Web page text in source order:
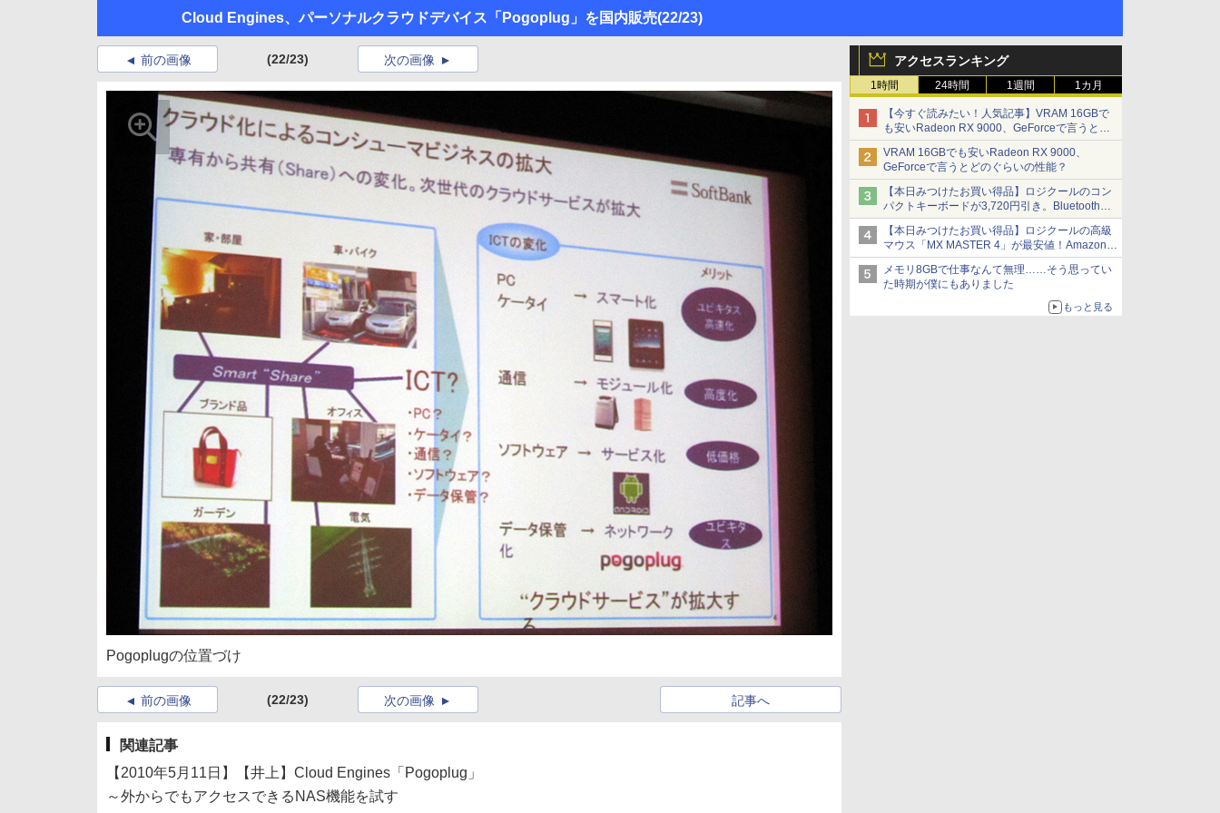
Cloud Engines、パーソナルクラウドデバイス「Pogoplug」を国内販売(22/23)
アクセスランキング
1時間 24時間 1週間 1カ月
【今すぐ読みたい！人気記事】VRAM 16GBで
も安いRadeon RX 9000、GeForceで言うとど
のぐらいの性能？ - PC Watch
VRAM 16GBでも安いRadeon RX 9000、
GeForceで言うとどのぐらいの性能？
【本日みつけたお買い得品】ロジクールのコン
パクトキーボードが3,720円引き。Bluetoothで3
台接続対応
【本日みつけたお買い得品】ロジクールの高級
マウス「MX MASTER 4」が最安値！Amazonで
3千円弱の割引
メモリ8GBで仕事なんて無理……そう思ってい
た時期が僕にもありました
もっと見る
前の画像 (22/23) 次の画像
Pogoplugの位置づけ
前の画像 (22/23) 記事へ
次の画像
関連記事
【2010年5月11日】【井上】Cloud Engines「Pogoplug」
～外からでもアクセスできるNAS機能を試す